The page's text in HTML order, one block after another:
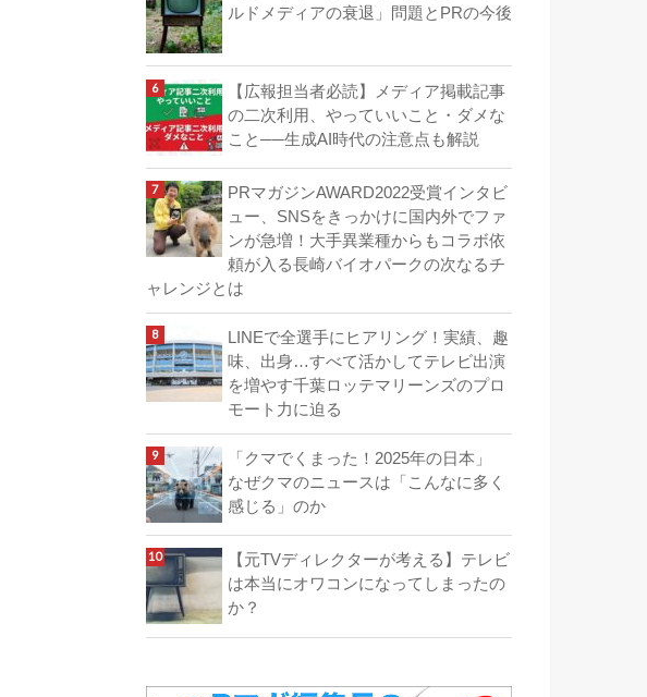
ルドメディアの衰退」問題とPRの今後
【広報担当者必読】メディア掲載記事
の二次利用、やっていいこと・ダメな
こと──生成AI時代の注意点も解説
PRマガジンAWARD2022受賞インタビ
ュー、SNSをきっかけに国内外でファ
ンが急増！大手異業種からもコラボ依
頼が入る長崎バイオパークの次なるチ
ャレンジとは
LINEで全選手にヒアリング！実績、趣
味、出身…すべて活かしてテレビ出演
を増やす千葉ロッテマリーンズのプロ
モート力に迫る
「クマでくまった！2025年の日本」
なぜクマのニュースは「こんなに多く
感じる」のか
【元TVディレクターが考える】テレビ
は本当にオワコンになってしまったの
か？